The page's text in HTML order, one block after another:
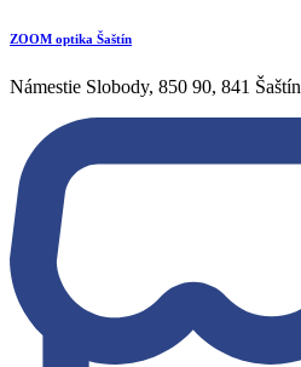
ZOOM optika Šaštín
Námestie Slobody, 850 90, 841 Šaštín